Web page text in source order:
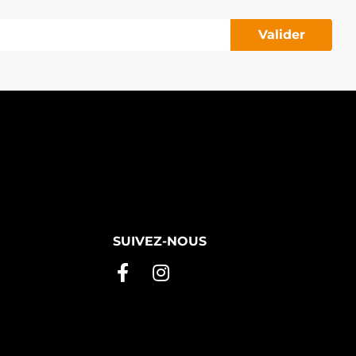
Valider
SUIVEZ-NOUS